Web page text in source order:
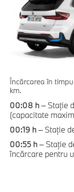
Încărcarea în
km.
00:08 h– Staţie
(capacitate
00:19 h– Staţie
00:55 h– Staţie
încărcare pentru